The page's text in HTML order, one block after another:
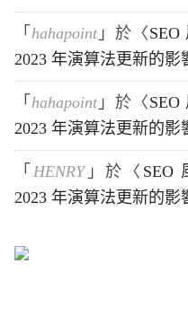
「 hahapoint 」於〈 SEO
2023 年演算法更新的影
「 hahapoint 」於〈 SEO
2023 年演算法更新的影
「 HENRY」於〈 SEO
2023 年演算法更新的影